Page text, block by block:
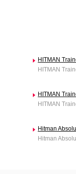
HITMAN
HITMAN
HITMAN
HITMAN
Hitman
Hitman